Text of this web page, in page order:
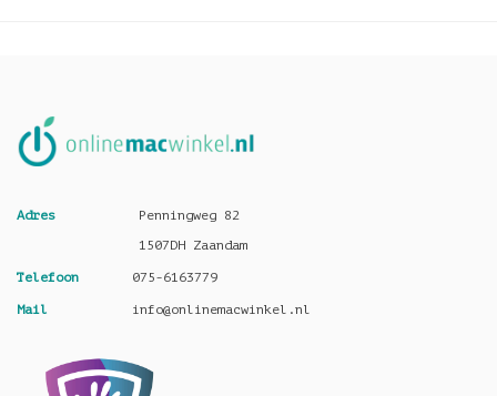
Adres
Penningweg 82
1507DH Zaandam
Telefoon 075-6163779
Mail info@onlinemacwinkel.nl